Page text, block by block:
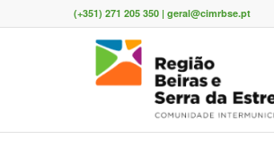
(+351) 271 205 350 | geral@cimrbse.pt